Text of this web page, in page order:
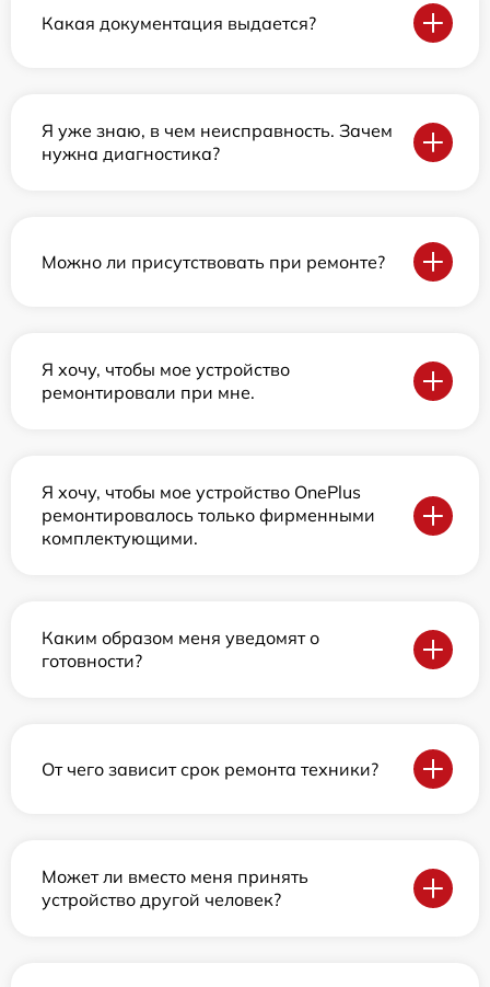
Какая документация выдается?
Я уже знаю, в чем неисправность. Зачем
нужна диагностика?
Можно ли присутствовать при ремонте?
Я хочу, чтобы мое устройство
ремонтировали при мне.
Я хочу, чтобы мое устройство OnePlus
ремонтировалось только фирменными
комплектующими.
Каким образом меня уведомят о
готовности?
От чего зависит срок ремонта техники?
Может ли вместо меня принять
устройство другой человек?